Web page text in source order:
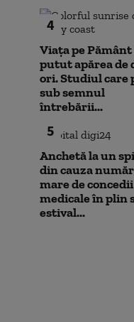
4
Viața pe
putut apărea de
ori. Studiul care
sub semnul
întrebării...
5
Anchetă la un
din cauza
mare de concedii
medicale în plin
estival...